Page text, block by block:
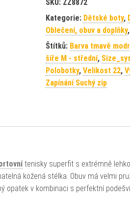
SKU: ZZ8872
Kategorie: Dětské boty,
Oblečení, obuv a doplňky,
Štítků: Barva tmavě
šíře M - střední,
Polobotky, Velikost 22,
Zapínání Suchý zip
tenisky superfit s extrémně
kožená stélka. Obuv má velmi
opatek v kombinaci s perfektní